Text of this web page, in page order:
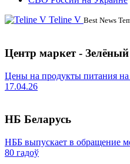
Teline V Best News
Центр маркет -
Цены на продукты питания
17.04.26
НБ Беларусь
НББ выпускает в обращение
80 гадоў